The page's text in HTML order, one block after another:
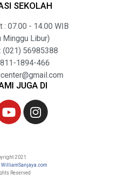
SEKOLAH
: 07.00 - 14.00 WIB
Minggu Libur)
(021) 56985388
1894-466
JUGA DI
2021
WilliamSanjaya.com
Reserved